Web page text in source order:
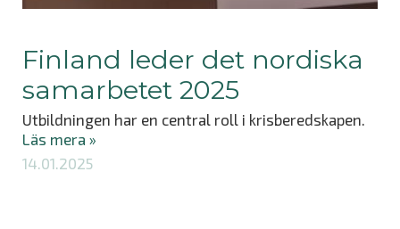
Finland leder det nordiska
samarbetet 2025
Utbildningen har en central roll i krisberedskapen.
Läs mera »
14.01.2025